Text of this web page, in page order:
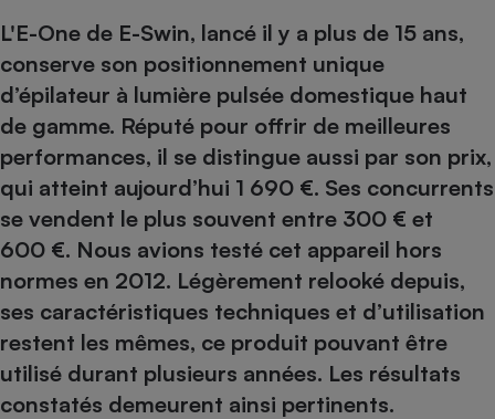
L'E-One de E-Swin, lancé il y a plus de 15 ans,
conserve son positionnement unique
d’épilateur à lumière pulsée domestique haut
de gamme. Réputé pour offrir de meilleures
performances, il se distingue aussi par son prix,
qui atteint aujourd’hui 1 690 €. Ses concurrents
se vendent le plus souvent entre 300 € et
600 €. Nous avions testé cet appareil hors
normes en 2012. Légèrement relooké depuis,
ses caractéristiques techniques et d’utilisation
restent les mêmes, ce produit pouvant être
utilisé durant plusieurs années. Les résultats
constatés demeurent ainsi pertinents.
Supermarché - Drive
Complément
alimentaire
Mutuelle
Assurance emprunteur
Comparateur auto
Comparatif climatiseur
Comparatif aspirateur
Comparatif aspirateur
Comparatif cafetière
Comparatif robot cuiseur
Comparatif centrale
Gros électroménager
Petit électroménager -
Électricité - Gaz
Comparatif ordinateur
Comparatif ultrabook
Comparatif tablette
Image et son
Informatique
Internet
Téléphonie
Aménagement
Bricolage - Jardinage
Chauffage
Produit d'entretien
Sécurité domestique
Hygiène - Beauté
Maladie - Médecine -
Système de santé -
Mutuelle
Retraite
Tous les comparateurs
Toutes les cartes interactives
Speedtest - Testez le débit de votre
connexion Internet